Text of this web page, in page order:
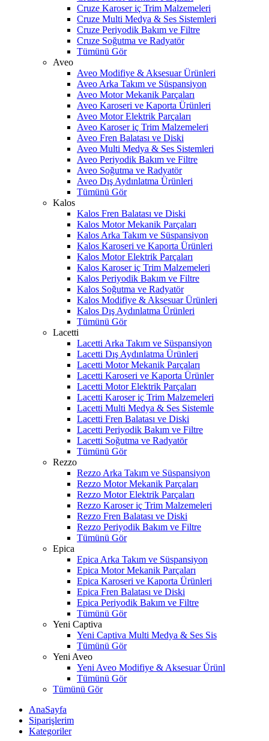
Cruze Karoser iç Trim Malzemeleri
Cruze Multi Medya & Ses Sistemleri
Cruze Periyodik Bakım ve Filtre
Cruze Soğutma ve Radyatör
Tümünü Gör
Aveo
Aveo Modifiye & Aksesuar Ürünleri
Aveo Arka Takım ve Süspansiyon
Aveo Motor Mekanik Parçaları
Aveo Karoseri ve Kaporta Ürünleri
Aveo Motor Elektrik Parçaları
Aveo Karoser iç Trim Malzemeleri
Aveo Fren Balatası ve Diski
Aveo Multi Medya & Ses Sistemleri
Aveo Periyodik Bakım ve Filtre
Aveo Soğutma ve Radyatör
Aveo Dış Aydınlatma Ürünleri
Tümünü Gör
Kalos
Kalos Fren Balatası ve Diski
Kalos Motor Mekanik Parçaları
Kalos Arka Takım ve Süspansiyon
Kalos Karoseri ve Kaporta Ürünleri
Kalos Motor Elektrik Parçaları
Kalos Karoser iç Trim Malzemeleri
Kalos Periyodik Bakım ve Filtre
Kalos Soğutma ve Radyatör
Kalos Modifiye & Aksesuar Ürünleri
Kalos Dış Aydınlatma Ürünleri
Tümünü Gör
Lacetti
Lacetti Arka Takım ve Süspansiyon
Lacetti Dış Aydınlatma Ürünleri
Lacetti Motor Mekanik Parçaları
Lacetti Karoseri ve Kaporta Ürünler
Lacetti Motor Elektrik Parçaları
Lacetti Karoser iç Trim Malzemeleri
Lacetti Multi Medya & Ses Sistemle
Lacetti Fren Balatası ve Diski
Lacetti Periyodik Bakım ve Filtre
Lacetti Soğutma ve Radyatör
Tümünü Gör
Rezzo
Rezzo Arka Takım ve Süspansiyon
Rezzo Motor Mekanik Parçaları
Rezzo Motor Elektrik Parçaları
Rezzo Karoser iç Trim Malzemeleri
Rezzo Fren Balatası ve Diski
Rezzo Periyodik Bakım ve Filtre
Tümünü Gör
Epica
Epica Arka Takım ve Süspansiyon
Epica Motor Mekanik Parçaları
Epica Karoseri ve Kaporta Ürünleri
Epica Fren Balatası ve Diski
Epica Periyodik Bakım ve Filtre
Tümünü Gör
Yeni Captiva
Yeni Captiva Multi Medya & Ses Sis
Tümünü Gör
Yeni Aveo
Yeni Aveo Modifiye & Aksesuar Ürünl
Tümünü Gör
Tümünü Gör
AnaSayfa
Siparişlerim
Kategoriler